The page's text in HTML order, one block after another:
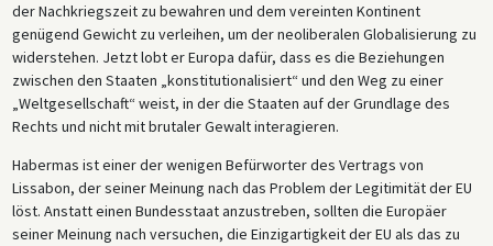
der Nachkriegszeit zu bewahren und dem vereinten Kontinent
genügend Gewicht zu verleihen, um der neoliberalen Globalisierung zu
widerstehen. Jetzt lobt er Europa dafür, dass es die Beziehungen
zwischen den Staaten „konstitutionalisiert“ und den Weg zu einer
„Weltgesellschaft“ weist, in der die Staaten auf der Grundlage des
Rechts und nicht mit brutaler Gewalt interagieren.
Habermas ist einer der wenigen Befürworter des Vertrags von
Lissabon, der seiner Meinung nach das Problem der Legitimität der EU
löst. Anstatt einen Bundesstaat anzustreben, sollten die Europäer
seiner Meinung nach versuchen, die Einzigartigkeit der EU als das zu